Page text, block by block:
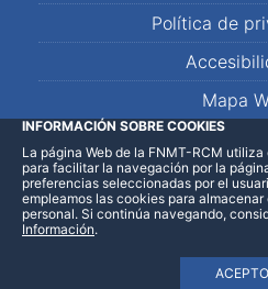
Política de
Mapa
LinkedInFacebookWhatsApp
INFORMACIÓN SOBRE COOKIES
La página Web de la FNMT-RCM
para facilitar la navegación por la
preferencias seleccionadas por el
empleamos las cookies para
personal. Si continúa navegando,
ACEPTO
Información.